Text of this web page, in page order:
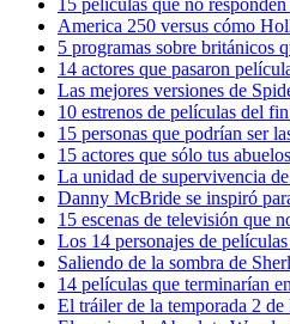
America 250 versus cómo
5 programas sobre británicos
14 actores que pasaron
Las mejores versiones de
10 estrenos de películas del
15 personas que podrían ser
15 actores que sólo tus
La unidad de supervivencia
Danny McBride se inspiró
15 escenas de televisión que
Los 14 personajes de
Saliendo de la sombra de
14 películas que terminarían
El tráiler de la temporada 2